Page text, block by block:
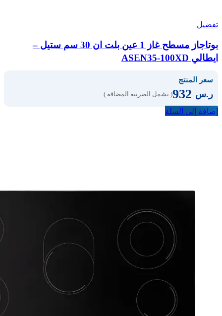
تفضيل
بوتاجاز مسطح غاز 1 عين بلت ان 30 سم ستيل –
ايطالي ASEN35-100XD
سعر المنتج
ر.س ( يشمل الضريبة المضافة )
إضافة إلى السلة